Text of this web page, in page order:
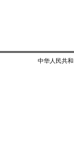
中华人民共